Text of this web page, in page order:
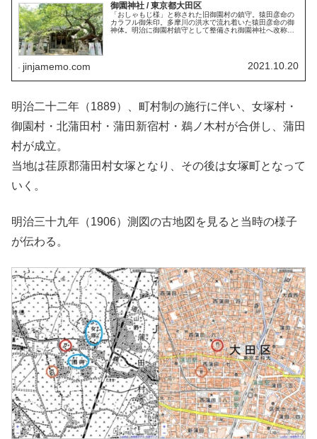
御園神社 / 東京都大田区
「おしゃもじ様」と称された旧御園村の鎮守。猿田彦命の
カラフル御朱印。多摩川の洪水で流れ着いた猿田彦命の御
神体。明治に御園村鎮守として整備され御園神社へ改称。
jinjamemo.com 2021.10.20
明治二十二年（1889）、町村制の施行に伴い、女塚村・
御園村・北蒲田村・蒲田新宿村・鵜ノ木村が合併し、蒲田
村が成立。
当地は荏原郡蒲田村女塚となり、その後は女塚町となって
いく。
明治三十九年（1906）測図の古地図を見ると当時の様子
が伝わる。